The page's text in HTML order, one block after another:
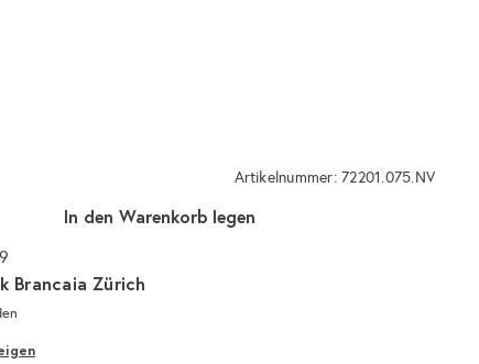
Artikelnummer: 72201.075.NV
In den Warenkorb legen
Brancaia Zürich